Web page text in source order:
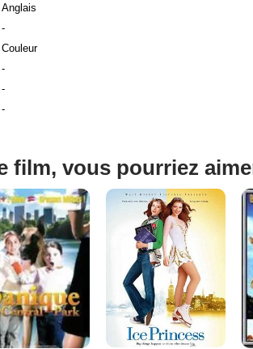
Anglais
-
Couleur
-
-
-
film, vous pourriez